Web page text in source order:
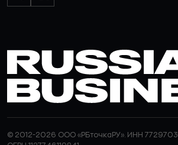
© 2012-2026 ООО «РБточкаРУ». ИНН